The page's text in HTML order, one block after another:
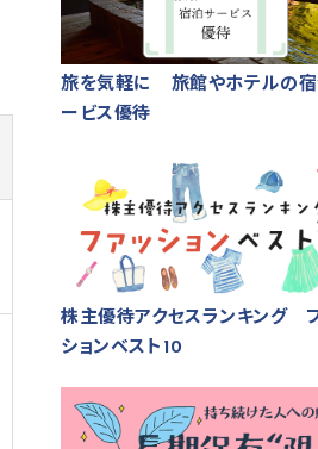
旅を気軽に 旅館やホテルの
ービス優待
株主優待アクセスランキング
ションベスト10